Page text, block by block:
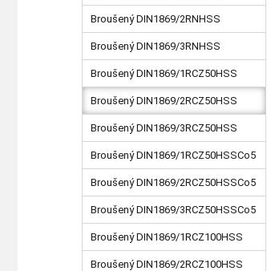
Broušený DIN1869/2RNHSS
Broušený DIN1869/3RNHSS
Broušený DIN1869/1RCZ50HSS
Broušený DIN1869/2RCZ50HSS
Broušený DIN1869/3RCZ50HSS
Broušený DIN1869/1RCZ50HSSCo5
Broušený DIN1869/2RCZ50HSSCo5
Broušený DIN1869/3RCZ50HSSCo5
Broušený DIN1869/1RCZ100HSS
Broušený DIN1869/2RCZ100HSS